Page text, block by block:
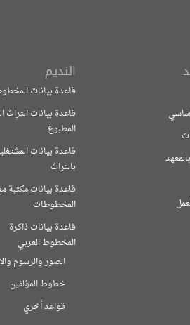
النديم
قاعدة بيانات
قاعدة بيانات التراث
المطبوع
قاعدة بيانات
بالتراث
قاعدة بيانات مكتبة
المخطوطات
قاعدة بيانات ذاكرة
المخطوط العربي
الصور والرسوم
خطوط المؤلفين
قواعد أخري